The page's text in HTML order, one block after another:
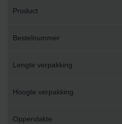
Product
Bestelnummer
Lengte verpakking
Hoogte verpakking
Oppervlakte